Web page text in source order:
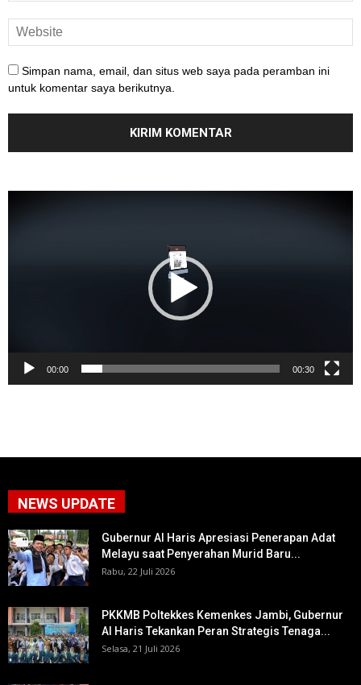
Simpan nama, email, dan situs web saya pada peramban ini
untuk komentar saya berikutnya.
00:00 00:30
NEWS UPDATE
Gubernur Al Haris Apresiasi Penerapan Adat
Melayu saat Penyerahan Murid Baru...
Rabu, 22 Juli 2026
PKKMB Poltekkes Kemenkes Jambi, Gubernur
Al Haris Tekankan Peran Strategis Tenaga...
Selasa, 21 Juli 2026